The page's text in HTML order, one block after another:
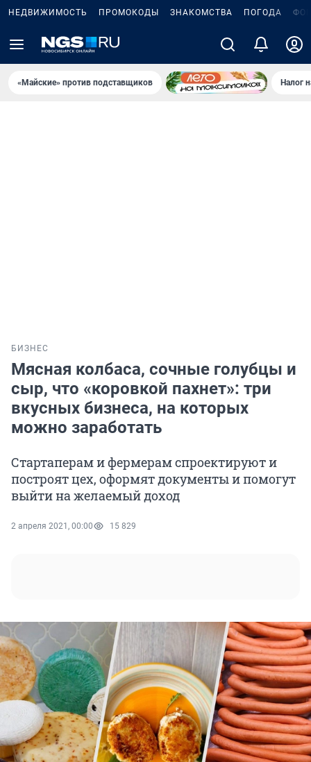
НЕДВИЖИМОСТЬ ПРОМОКОДЫ ЗНАКОМСТВА ПОГОДА
«Майские» против подставщиков Налог
БИЗНЕС
Мясная колбаса, сочные голубцы и
сыр, что «коровкой пахнет»: три
вкусных бизнеса, на которых
можно заработать
Стартаперам и фермерам спроектируют и
построят цех, оформят документы и помогут
выйти на желаемый доход
2 апреля 2021, 00:00 15 829